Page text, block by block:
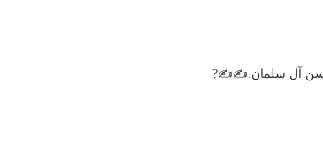
حسن آل سلمان.✍✍?